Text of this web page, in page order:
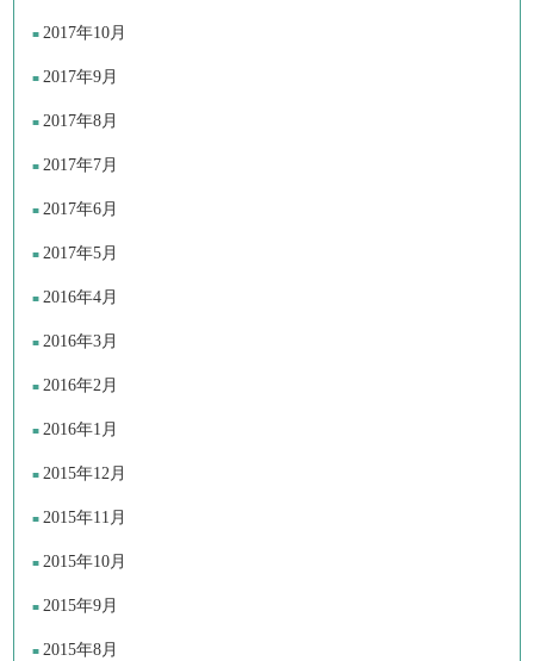
2017年10月
2017年9月
2017年8月
2017年7月
2017年6月
2017年5月
2016年4月
2016年3月
2016年2月
2016年1月
2015年12月
2015年11月
2015年10月
2015年9月
2015年8月